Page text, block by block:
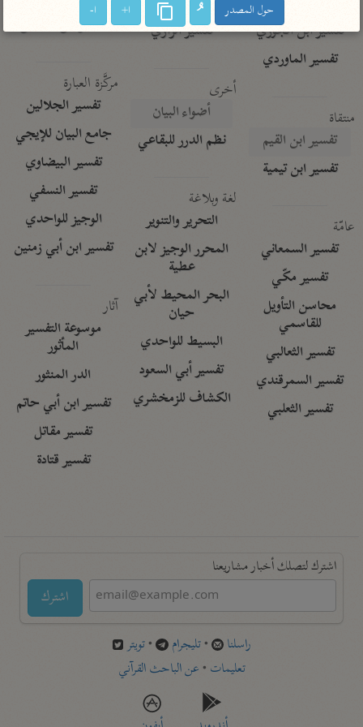
تفسير ابن الجوزي
تفسير الماوردي
منتقاة
تفسير ابن القيم
تفسير ابن تيمية
عامّة
تفسير السمعاني
تفسير مكّي
محاسن التأويل
للقاسمي
تفسير الثعالبي
تفسير السمرقندي
تفسير الثعلبي
تفسير الرازي
أخرى
أضواء البيان
نظم الدرر للبقاعي
لغة وبلاغة
التحرير والتنوير
المحرر الوجيز لابن
عطية
البحر المحيط لأبي
حيان
البسيط للواحدي
تفسير أبي السعود
الكشاف للزمخشري
تفسير ابن عثيمين
مركَّزة العبارة
تفسير الجلالين
جامع البيان للإيجي
تفسير البيضاوي
تفسير النسفي
الوجيز للواحدي
تفسير ابن أبي زمنين
آثار
موسوعة التفسير
المأثور
الدر المنثور
تفسير ابن أبي حاتم
تفسير مقاتل
تفسير قتادة
اشترك لتصلك أخبار مشاريعنا
اشترك
راسلنا •تليجرام •تويتر
تعليمات •عن الباحث القرآني
حول المصدر ا+ ا-